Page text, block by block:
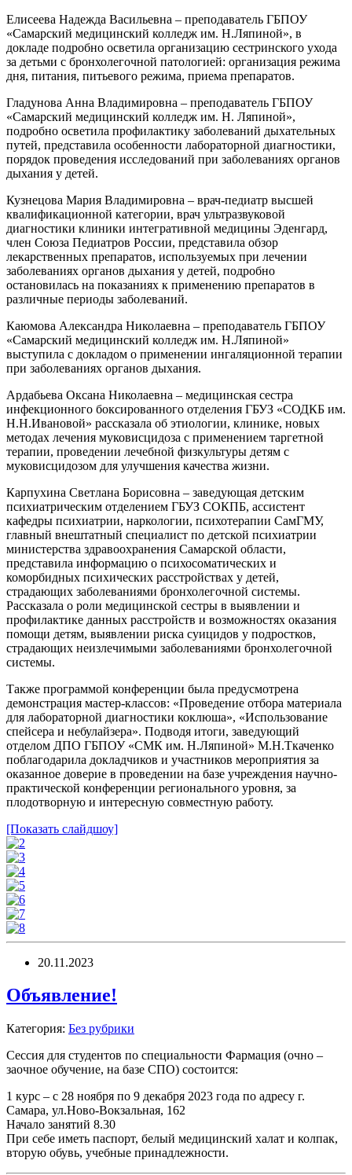
Елисеева Надежда Васильевна – преподаватель ГБПОУ
«Самарский медицинский колледж им. Н.Ляпиной», в
докладе подробно осветила организацию сестринского ухода
за детьми с бронхолегочной патологией: организация режима
дня, питания, питьевого режима, приема препаратов.
Гладунова Анна Владимировна – преподаватель ГБПОУ
«Самарский медицинский колледж им. Н. Ляпиной»,
подробно осветила профилактику заболеваний дыхательных
путей, представила особенности лабораторной диагностики,
порядок проведения исследований при заболеваниях органов
дыхания у детей.
Кузнецова Мария Владимировна – врач-педиатр высшей
квалификационной категории, врач ультразвуковой
диагностики клиники интегративной медицины Эденгард,
член Союза Педиатров России, представила обзор
лекарственных препаратов, используемых при лечении
заболеваниях органов дыхания у детей, подробно
остановилась на показаниях к применению препаратов в
различные периоды заболеваний.
Каюмова Александра Николаевна – преподаватель ГБПОУ
«Самарский медицинский колледж им. Н.Ляпиной»
выступила с докладом о применении ингаляционной терапии
при заболеваниях органов дыхания.
Ардабьева Оксана Николаевна – медицинская сестра
инфекционного боксированного отделения ГБУЗ «СОДКБ им.
Н.Н.Ивановой» рассказала об этиологии, клинике, новых
методах лечения муковисцидоза с применением таргетной
терапии, проведении лечебной физкультуры детям с
муковисцидозом для улучшения качества жизни.
Карпухина Светлана Борисовна – заведующая детским
психиатрическим отделением ГБУЗ СОКПБ, ассистент
кафедры психиатрии, наркологии, психотерапии СамГМУ,
главный внештатный специалист по детской психиатрии
министерства здравоохранения Самарской области,
представила информацию о психосоматических и
коморбидных психических расстройствах у детей,
страдающих заболеваниями бронхолегочной системы.
Рассказала о роли медицинской сестры в выявлении и
профилактике данных расстройств и возможностях оказания
помощи детям, выявлении риска суицидов у подростков,
страдающих неизлечимыми заболеваниями бронхолегочной
системы.
Также программой конференции была предусмотрена
демонстрация мастер-­классов: «Проведение отбора материала
для лабораторной диагностики коклюша», «Использование
спейсера и небулайзера». Подводя итоги, заведующий
отделом ДПО ГБПОУ «СМК им. Н.Ляпиной» М.Н.Ткаченко
поблагодарила докладчиков и участников мероприятия за
оказанное доверие в проведении на базе учреждения научно-
практической конференции регионального уровня, за
плодотворную и интересную совместную работу.
[Показать слайдшоу]
20.11.2023
Объявление!
Категория: Без рубрики
Сессия для студентов по специальности Фармация (очно –
заочное обучение, на базе СПО) состоится:
1 курс – с 28 ноября по 9 декабря 2023 года по адресу г.
Самара, ул.Ново-Вокзальная, 162
Начало занятий 8.30
При себе иметь паспорт, белый медицинский халат и колпак,
вторую обувь, учебные принадлежности.